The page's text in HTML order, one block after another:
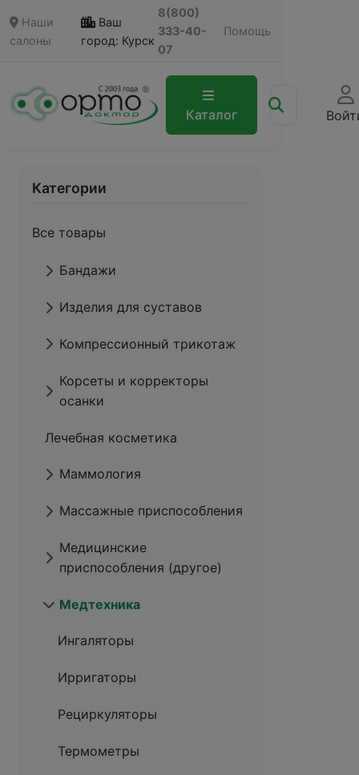
Наши
салоны
Ваш
город: Курск
8(800)
333-40-
07
Помощь
Каталог
Категории
Все товары
Бандажи
Изделия для суставов
Компрессионный трикотаж
Корсеты и корректоры
осанки
Лечебная косметика
Маммология
Массажные приспособления
Медицинские
приспособления (другое)
Медтехника
Ингаляторы
Ирригаторы
Рециркуляторы
Термометры